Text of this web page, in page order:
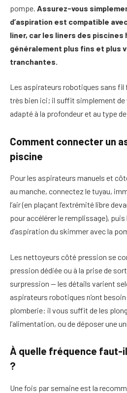
pompe. Assurez-vous
d’aspiration est compatible
liner, car les liners des piscines
généralement plus fins et plus
tranchantes.
Les aspirateurs robotiques sans
très bien ici; il suffit simplement de
adapté à la profondeur et au type
Comment connecter un
piscine
Pour les aspirateurs manuels et
au manche, connectez le tuyau,
l’air (en plaçant l’extrémité libre
pour accélérer le remplissage),
d’aspiration du skimmer avec la
Les nettoyeurs côté pression se
pression dédiée ou à la prise de
surpression — les détails varient
aspirateurs robotiques n’ont besoin
plomberie: il vous suffit de les
l’alimentation, ou de déposer une
À quelle fréquence faut-
?
Une fois par semaine est la